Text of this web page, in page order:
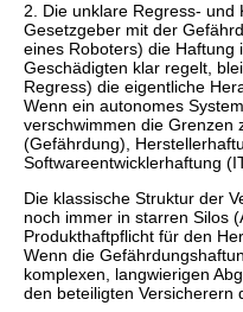
2. Die unklare Regress- und
Gesetzgeber mit der
eines Roboters) die Haftung
Geschädigten klar regelt,
Regress) die eigentliche
Wenn ein autonomes
verschwimmen die Grenzen
(Gefährdung),
Softwareentwicklerhaftung
Die klassische Struktur der
noch immer in starren Silos
Produkthaftpflicht für den
Wenn die
komplexen, langwierigen
den beteiligten Versicherern